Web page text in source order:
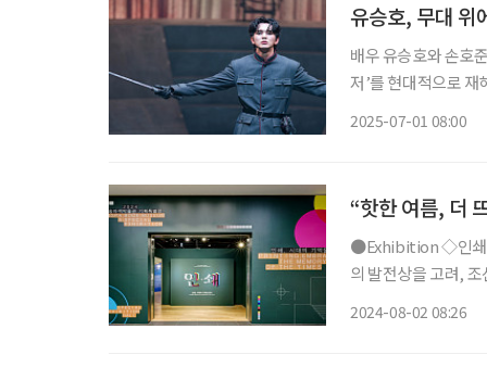
유승호, 무대 위
배우 유승호와 손호
저’를 현대적으로
2025-07-01 08:00
“핫한 여름, 더
●Exhibition ◇인쇄, 시대의 기억을 품다 일정 8월 31일까지 장소 송파 책박물관 한국 인쇄
의 발전상을 고려,
2024-08-02 08:26